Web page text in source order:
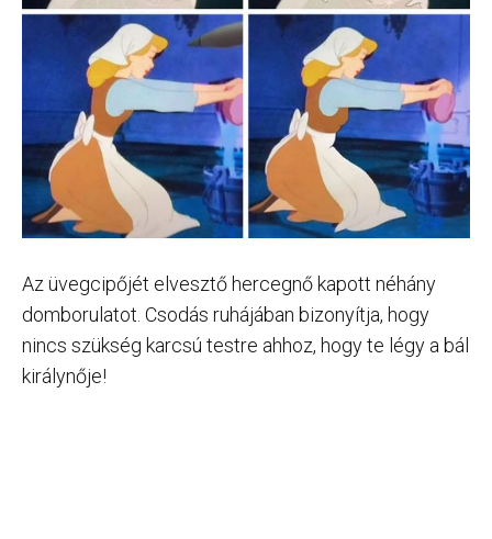
Az üvegcipőjét elvesztő hercegnő kapott néhány
domborulatot. Csodás ruhájában bizonyítja, hogy
nincs szükség karcsú testre ahhoz, hogy te légy a bál
királynője!